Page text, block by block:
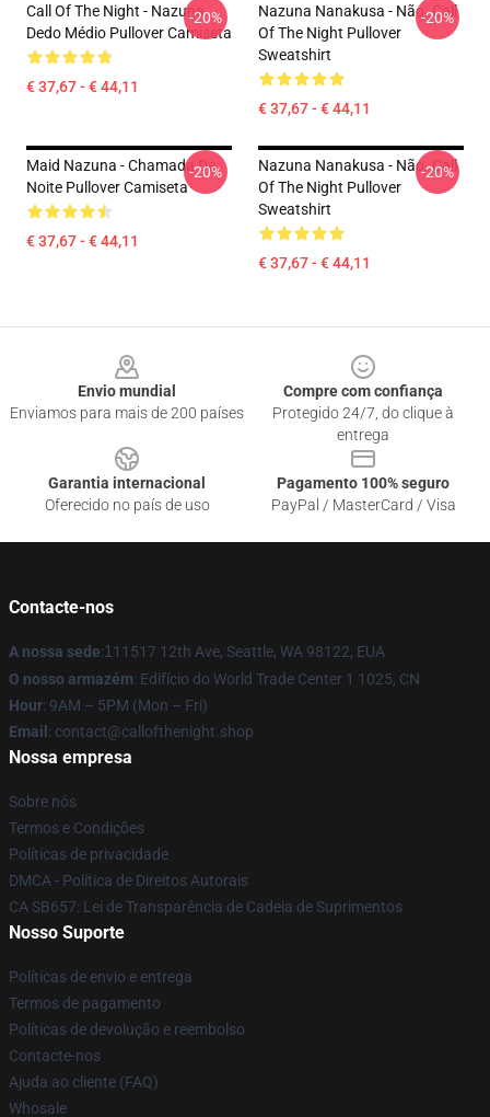
Call Of The Night - Nazuna
Dedo Médio Pullover Camiseta
€ 37,67 - € 44,11
-20%
Nazuna Nanakusa - Não. Call
Of The Night Pullover
Sweatshirt
€ 37,67 - € 44,11
-20%
Maid Nazuna - Chamada Da
Noite Pullover Camiseta
€ 37,67 - € 44,11
-20%
Nazuna Nanakusa - Não. Call
Of The Night Pullover
Sweatshirt
€ 37,67 - € 44,11
-20%
Envio mundial
Enviamos para mais de 200 países
Compre com confiança
Protegido 24/7, do clique à
entrega
Garantia internacional
Oferecido no país de uso
Pagamento 100% seguro
PayPal / MasterCard / Visa
Contacte-nos
A nossa sede:1 11517 12th Ave, Seattle, WA 98122, EUA
O nosso armazém: Edifício do World Trade Center 1 1025, CN
Hour: 9AM – 5PM (Mon – Fri)
Email : contact@callofthenight.shop
Nossa empresa
Sobre nós
Termos e Condições
Políticas de privacidade
DMCA - Política de Direitos Autorais
CA SB657: Lei de Transparência de Cadeia de Suprimentos
Nosso Suporte
Políticas de envio e entrega
Termos de pagamento
Políticas de devolução e reembolso
Contacte-nos
Ajuda ao cliente (FAQ)
Whosale